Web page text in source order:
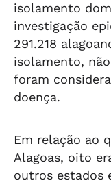
isolamento
investigação
291.218
isolamento,
foram
doença.
Em relação ao
Alagoas, oito
outros estados